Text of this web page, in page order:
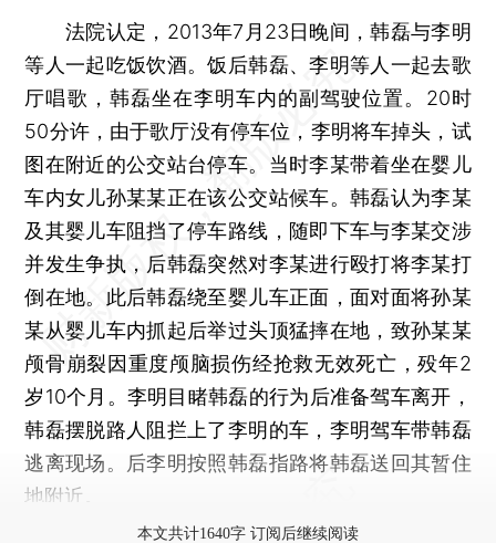
法院认定，2013年7月23日晚间，韩磊与李明
等人一起吃饭饮酒。饭后韩磊、李明等人一起去歌
厅唱歌，韩磊坐在李明车内的副驾驶位置。20时
50分许，由于歌厅没有停车位，李明将车掉头，试
图在附近的公交站台停车。当时李某带着坐在婴儿
车内女儿孙某某正在该公交站候车。韩磊认为李某
及其婴儿车阻挡了停车路线，随即下车与李某交涉
并发生争执，后韩磊突然对李某进行殴打将李某打
倒在地。此后韩磊绕至婴儿车正面，面对面将孙某
某从婴儿车内抓起后举过头顶猛摔在地，致孙某某
颅骨崩裂因重度颅脑损伤经抢救无效死亡，殁年2
岁10个月。李明目睹韩磊的行为后准备驾车离开，
韩磊摆脱路人阻拦上了李明的车，李明驾车带韩磊
逃离现场。后李明按照韩磊指路将韩磊送回其暂住
地附近。
本文共计1640字 订阅后继续阅读